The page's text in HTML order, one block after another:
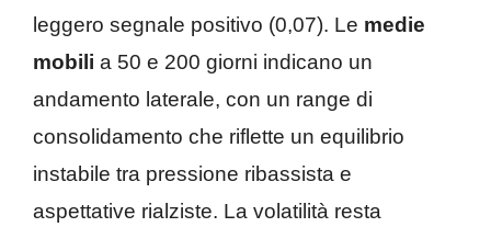
leggero segnale positivo (0,07). Le medie
mobili a 50 e 200 giorni indicano un
andamento laterale, con un range di
consolidamento che riflette un equilibrio
instabile tra pressione ribassista e
aspettative rialziste. La volatilità resta